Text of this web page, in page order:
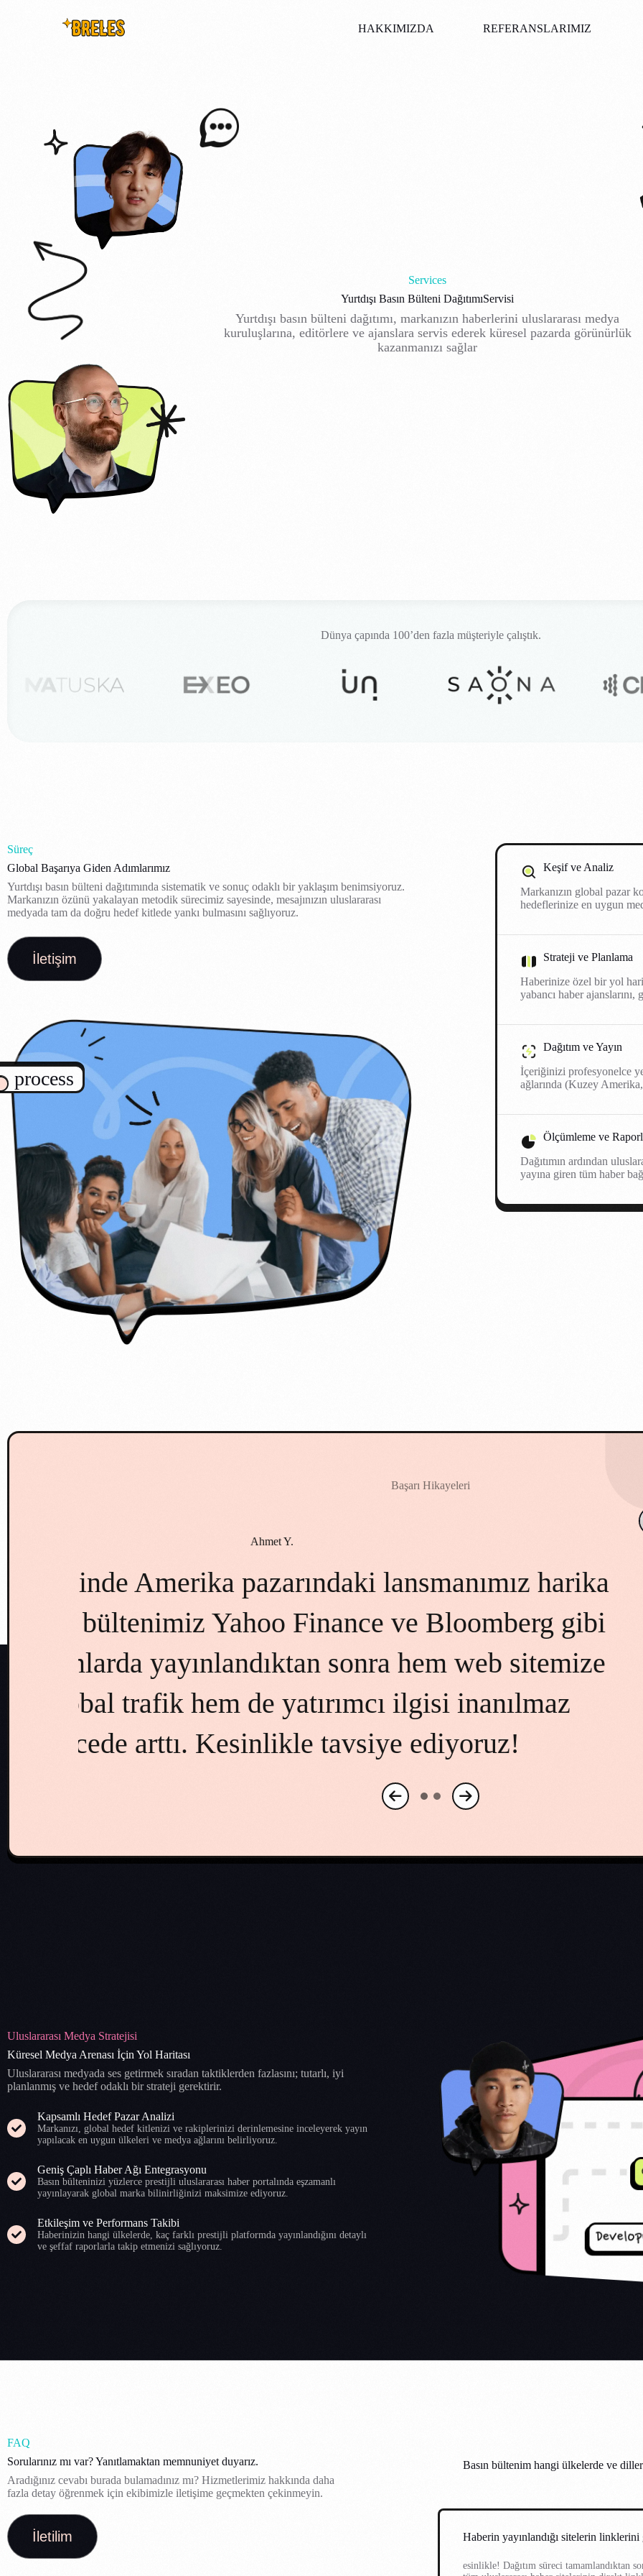
HAKKIMIZDA REFERANSLARIMIZ
Services
Yurtdışı Basın Bülteni DağıtımıServisi
Yurtdışı basın bülteni dağıtımı, markanızın haberlerini uluslararası medya
kuruluşlarına, editörlere ve ajanslara servis ederek küresel pazarda görünürlük
kazanmanızı sağlar
Dünya çapında 100’den fazla müşteriyle çalıştık.
Süreç
Global Başarıya Giden Adımlarımız
Yurtdışı basın bülteni dağıtımında sistematik ve sonuç odaklı bir yaklaşım benimsiyoruz.
Markanızın özünü yakalayan metodik sürecimiz sayesinde, mesajınızın uluslararası
medyada tam da doğru hedef kitlede yankı bulmasını sağlıyoruz.
İletişim
process
Keşif ve Analiz
Markanızın global pazar
hedeflerinize en uygun
Strateji ve Planlama
Haberinize özel bir yol
yabancı haber
Dağıtım ve Yayın
İçeriğinizi profesyonelce
ağlarında (Kuzey
Ölçümleme ve
Dağıtımın ardından
yayına giren tüm haber
Başarı Hikayeleri
Uluslararası medyada görünürlüğümüzü
ancak süreci nasıl yöneteceğimizi tam
ekibi, haberlerimizi özenle hazırlayıp
haber ağlarına ulaştırdı. Global marka
değer paha biçilemez.
Uluslararası Medya Stratejisi
Küresel Medya Arenası İçin Yol Haritası
Uluslararası medyada ses getirmek sıradan taktiklerden fazlasını; tutarlı, iyi
planlanmış ve hedef odaklı bir strateji gerektirir.
Kapsamlı Hedef Pazar Analizi
Markanızı, global hedef kitlenizi ve rakiplerinizi derinlemesine inceleyerek yayın
yapılacak en uygun ülkeleri ve medya ağlarını belirliyoruz.
Geniş Çaplı Haber Ağı Entegrasyonu
Basın bülteninizi yüzlerce prestijli uluslararası haber portalında eşzamanlı
yayınlayarak global marka bilinirliğinizi maksimize ediyoruz.
Etkileşim ve Performans Takibi
Haberinizin hangi ülkelerde, kaç farklı prestijli platformda yayınlandığını detaylı
ve şeffaf raporlarla takip etmenizi sağlıyoruz.
FAQ
Sorularınız mı var? Yanıtlamaktan memnuniyet duyarız.
Aradığınız cevabı burada bulamadınız mı? Hizmetlerimiz hakkında daha
fazla detay öğrenmek için ekibimizle iletişime geçmekten çekinmeyin.
İletilim
Basın bültenim hangi ülkelerde ve
Haberin yayınlandığı sitelerin
esinlikle! Dağıtım süreci tamamlandıktan